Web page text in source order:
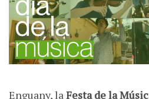
Enguany, laFesta de la